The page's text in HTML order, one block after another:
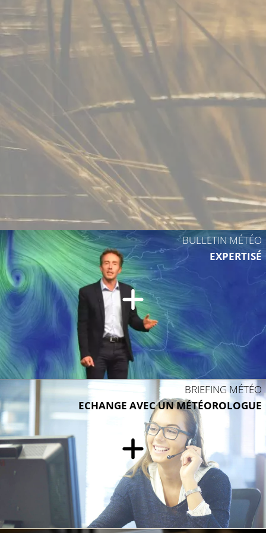
BULLETIN MÉTÉO
EXPERTISÉ
BRIEFING MÉTÉO
ECHANGE AVEC UN MÉTÉOROLOGUE